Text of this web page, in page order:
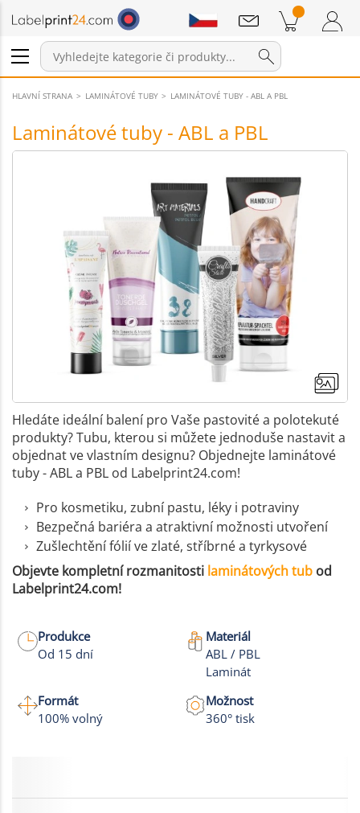
Přihlášení / Registrace
Položky v košíku Nákupní Košík
Sdělení
HLAVNÍ STRANA LAMINÁTOVÉ TUBY LAMINÁTOVÉ TUBY - ABL A PBL
Laminátové tuby - ABL a PBL
Hledáte ideální balení pro Vaše pastovité a polotekuté
produkty? Tubu, kterou si můžete jednoduše nastavit a
objednat ve vlastním designu? Objednejte laminátové
tuby - ABL a PBL od Labelprint24.com!
Pro kosmetiku, zubní pastu, léky i potraviny
Bezpečná bariéra a atraktivní možnosti utvoření
Zušlechtění fólií ve zlaté, stříbrné a tyrkysové
Objevte kompletní rozmanitosti laminátových tub od
Labelprint24.com!
Produkce
Od 15 dní
Materiál
ABL / PBL
Laminát
Formát
100% volný
Možnost
360° tisk